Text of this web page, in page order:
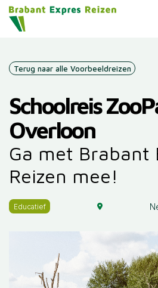
Terug naar alle Voorbeeldreizen
Schoolreis
Overloon
Ga met Brabant
Reizen mee!
Educatief